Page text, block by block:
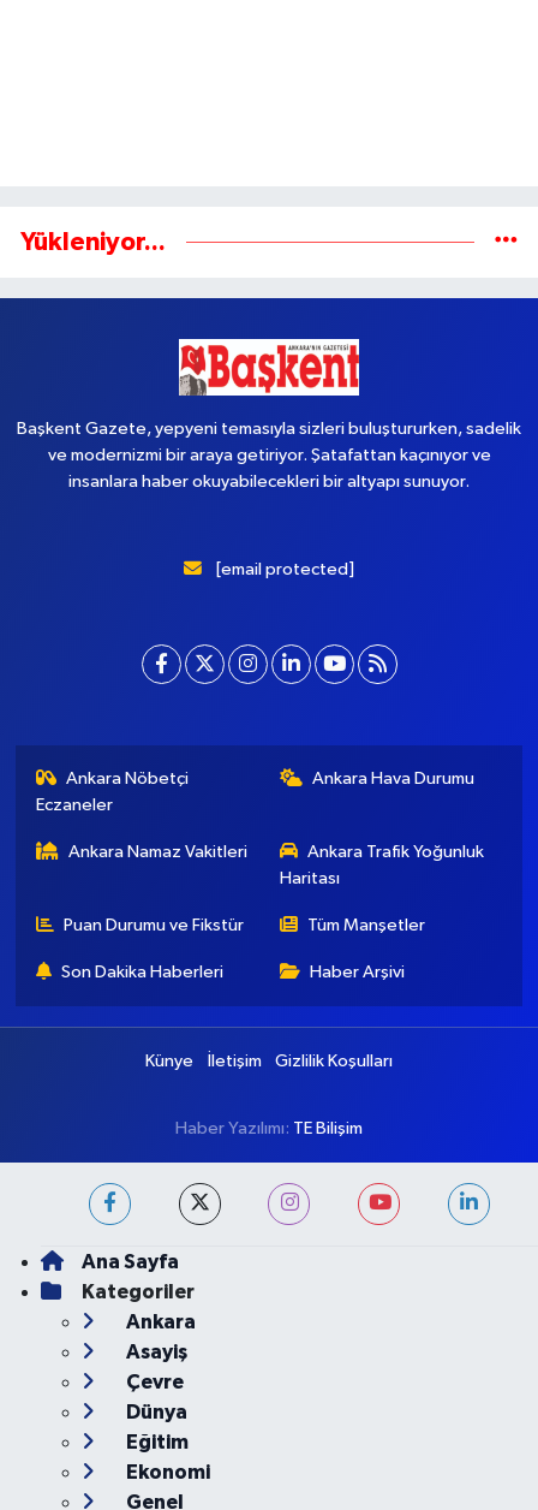
ve modernizmi bir araya getiriyor. Şatafattan kaçınıyor ve
[email protected]
Eczaneler
Ankara Namaz Vakitleri
Ankara Trafik Yoğunluk
Ana Sayfa
Kategoriler
Ankara
Asayiş
Çevre